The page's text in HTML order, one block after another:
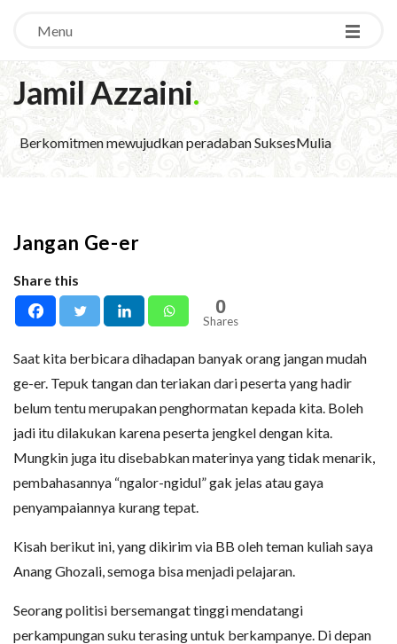
Menu
Jamil Azzaini.
Berkomitmen mewujudkan peradaban SuksesMulia
Jangan Ge-er
Share this
0
Shares
Saat kita berbicara dihadapan banyak orang jangan mudah
ge-er. Tepuk tangan dan teriakan dari peserta yang hadir
belum tentu merupakan penghormatan kepada kita. Boleh
jadi itu dilakukan karena peserta jengkel dengan kita.
Mungkin juga itu disebabkan materinya yang tidak menarik,
pembahasannya “ngalor-ngidul” gak jelas atau gaya
penyampaiannya kurang tepat.
Kisah berikut ini, yang dikirim via BB oleh teman kuliah saya
Anang Ghozali, semoga bisa menjadi pelajaran.
Seorang politisi bersemangat tinggi mendatangi
perkampungan suku terasing untuk berkampanye. Di depan